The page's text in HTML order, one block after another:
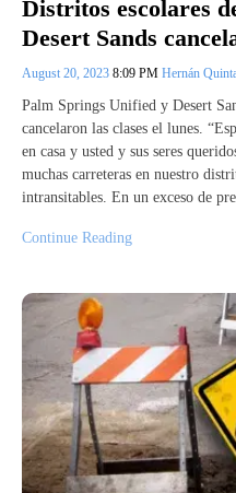
Distritos escolares
Desert Sands
August 20, 2023 8:09 PM Hernán
Palm Springs Unified y Desert
cancelaron las clases el lunes.
en casa y usted y sus seres
muchas carreteras en nuestro
intransitables. En un exceso de
Continue Reading